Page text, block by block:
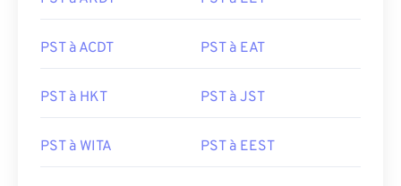
PST à ACDT PST à EAT
PST à HKT PST à JST
PST à WITA PST à EEST